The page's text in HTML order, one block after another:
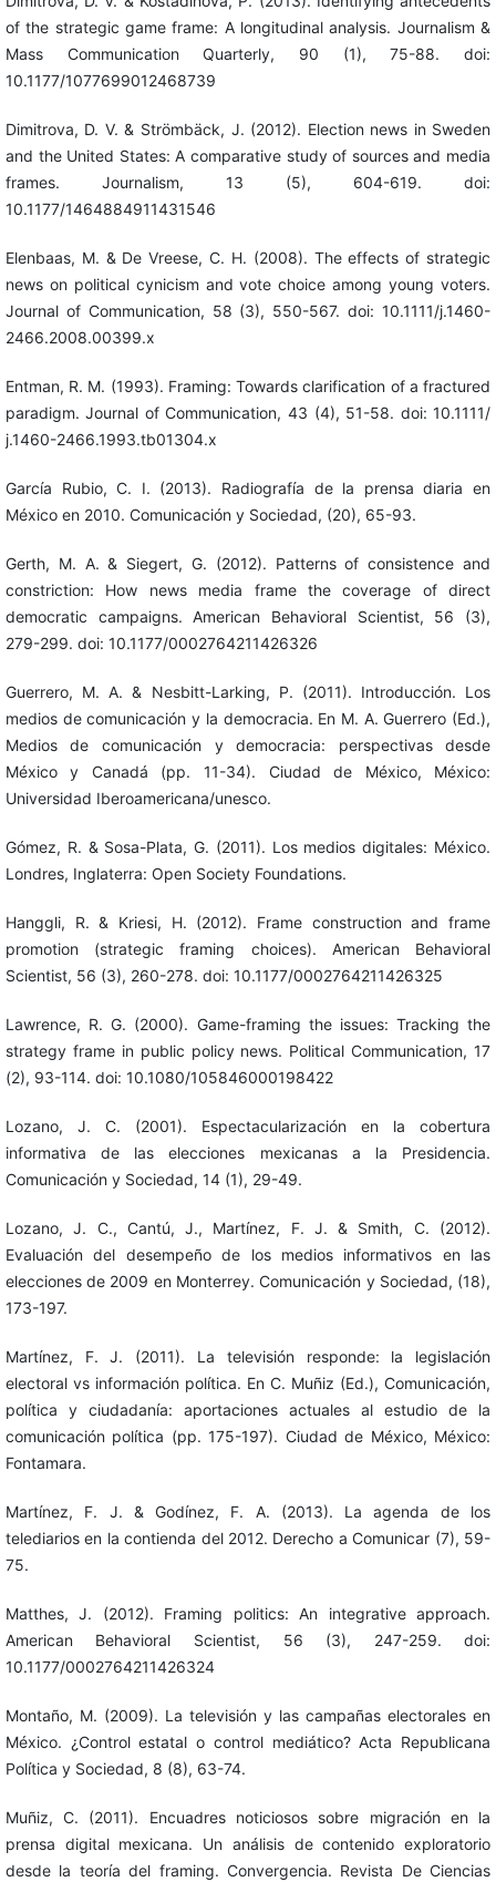
of the strategic game frame: A longitudinal analysis. Journalism &
Mass Communication Quarterly, 90 (1), 75-88. doi:
10.1177/1077699012468739
Dimitrova, D. V. & Strömbäck, J. (2012). Election news in Sweden
and the United States: A comparative study of sources and media
frames. Journalism, 13 (5), 604-619. doi:
10.1177/1464884911431546
Elenbaas, M. & De Vreese, C. H. (2008). The effects of strategic
news on political cynicism and vote choice among young voters.
Journal of Communication, 58 (3), 550-567. doi: 10.1111/j.1460-
2466.2008.00399.x
Entman, R. M. (1993). Framing: Towards clarification of a fractured
paradigm. Journal of Communication, 43 (4), 51-58. doi: 10.1111/
j.1460-2466.1993.tb01304.x
García Rubio, C. I. (2013). Radiografía de la prensa diaria en
México en 2010. Comunicación y Sociedad, (20), 65-93.
Gerth, M. A. & Siegert, G. (2012). Patterns of consistence and
constriction: How news media frame the coverage of direct
democratic campaigns. American Behavioral Scientist, 56 (3),
279-299. doi: 10.1177/0002764211426326
Guerrero, M. A. & Nesbitt-Larking, P. (2011). Introducción. Los
medios de comunicación y la democracia. En M. A. Guerrero (Ed.),
Medios de comunicación y democracia: perspectivas desde
México y Canadá (pp. 11-34). Ciudad de México, México:
Universidad Iberoamericana/unesco.
Gómez, R. & Sosa-Plata, G. (2011). Los medios digitales: México.
Londres, Inglaterra: Open Society Foundations.
Hanggli, R. & Kriesi, H. (2012). Frame construction and frame
promotion (strategic framing choices). American Behavioral
Scientist, 56 (3), 260-278. doi: 10.1177/0002764211426325
Lawrence, R. G. (2000). Game-framing the issues: Tracking the
strategy frame in public policy news. Political Communication, 17
(2), 93-114. doi: 10.1080/105846000198422
Lozano, J. C. (2001). Espectacularización en la cobertura
informativa de las elecciones mexicanas a la Presidencia.
Comunicación y Sociedad, 14 (1), 29-49.
Lozano, J. C., Cantú, J., Martínez, F. J. & Smith, C. (2012).
Evaluación del desempeño de los medios informativos en las
elecciones de 2009 en Monterrey. Comunicación y Sociedad, (18),
173-197.
Martínez, F. J. (2011). La televisión responde: la legislación
electoral vs información política. En C. Muñiz (Ed.), Comunicación,
política y ciudadanía: aportaciones actuales al estudio de la
comunicación política (pp. 175-197). Ciudad de México, México:
Fontamara.
Martínez, F. J. & Godínez, F. A. (2013). La agenda de los
telediarios en la contienda del 2012. Derecho a Comunicar (7), 59-
75.
Matthes, J. (2012). Framing politics: An integrative approach.
American Behavioral Scientist, 56 (3), 247-259. doi:
10.1177/0002764211426324
Montaño, M. (2009). La televisión y las campañas electorales en
México. ¿Control estatal o control mediático? Acta Republicana
Política y Sociedad, 8 (8), 63-74.
Muñiz, C. (2011). Encuadres noticiosos sobre migración en la
prensa digital mexicana. Un análisis de contenido exploratorio
desde la teoría del framing. Convergencia. Revista De Ciencias